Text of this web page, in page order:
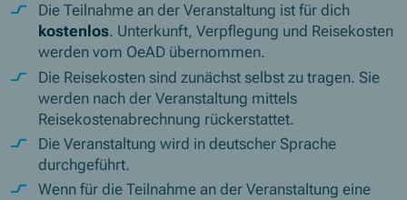
Die Teilnahme an der Veranstaltung ist für dich
kostenlos. Unterkunft, Verpflegung und Reisekosten
werden vom OeAD übernommen.
Die Reisekosten sind zunächst selbst zu tragen. Sie
werden nach der Veranstaltung mittels
Reisekostenabrechnung rückerstattet.
Die Veranstaltung wird in deutscher Sprache
durchgeführt.
Wenn für die Teilnahme an der Veranstaltung eine